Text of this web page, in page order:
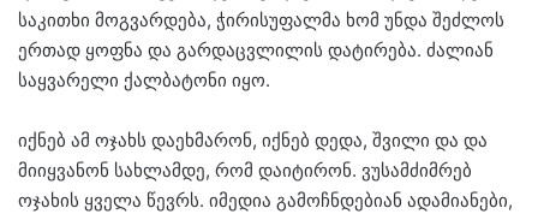
საკითხი მოგვარდება, ჭირისუფალმა ხომ უნდა შეძლოს
ერთად ყოფნა და გარდაცვლილის დატირება. ძალიან
საყვარელი ქალბატონი იყო.
იქნებ ამ ოჯახს დაეხმარონ, იქნებ დედა, შვილი და და
მიიყვანონ სახლამდე, რომ დაიტირონ. ვუსამძიმრებ
ოჯახის ყველა წევრს. იმედია გამოჩნდებიან ადამიანები,